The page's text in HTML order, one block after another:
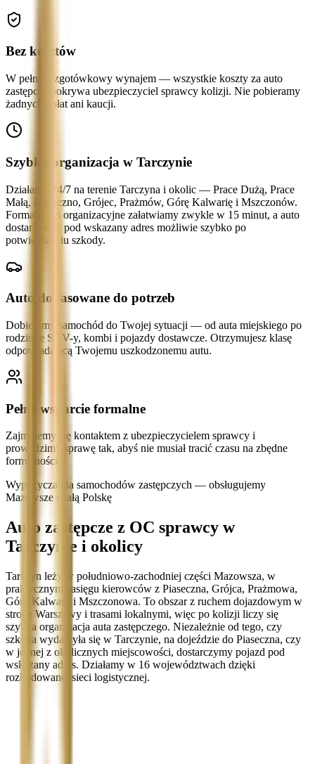
Bez kosztów
W pełni bezgotówkowy wynajem — wszystkie koszty za auto
zastępcze pokrywa ubezpieczyciel sprawcy kolizji. Nie pobieramy
żadnych opłat ani kaucji.
Szybka organizacja w Tarczynie
Działamy 24/7 na terenie Tarczyna i okolic — Prace Dużą, Prace
Małą, Piaseczno, Grójec, Prażmów, Górę Kalwarię i Mszczonów.
Formalności organizacyjne załatwiamy zwykle w 15 minut, a auto
dostarczamy pod wskazany adres możliwie szybko po
potwierdzeniu szkody.
Auto dopasowane do potrzeb
Dobieramy samochód do Twojej sytuacji — od auta miejskiego po
rodzinne SUV-y, kombi i pojazdy dostawcze. Otrzymujesz klasę
odpowiadającą Twojemu uszkodzonemu autu.
Pełne wsparcie formalne
Zajmujemy się kontaktem z ubezpieczycielem sprawcy i
prowadzimy sprawę tak, abyś nie musiał tracić czasu na zbędne
formalności.
Wypożyczalnia samochodów zastępczych — obsługujemy
Mazowsze i całą Polskę
Auto zastępcze z OC sprawcy w
Tarczynie i okolicy
Tarczyn leży w południowo-zachodniej części Mazowsza, w
praktycznym zasięgu kierowców z Piaseczna, Grójca, Prażmowa,
Góry Kalwarii i Mszczonowa. To obszar z ruchem dojazdowym w
stronę Warszawy i trasami lokalnymi, więc po kolizji liczy się
szybka organizacja auta zastępczego. Niezależnie od tego, czy
szkoda wydarzyła się w Tarczynie, na dojeździe do Piaseczna, czy
w jednej z okolicznych miejscowości, dostarczymy pojazd pod
wskazany adres. Działamy w 16 województwach dzięki
rozbudowanej sieci logistycznej.